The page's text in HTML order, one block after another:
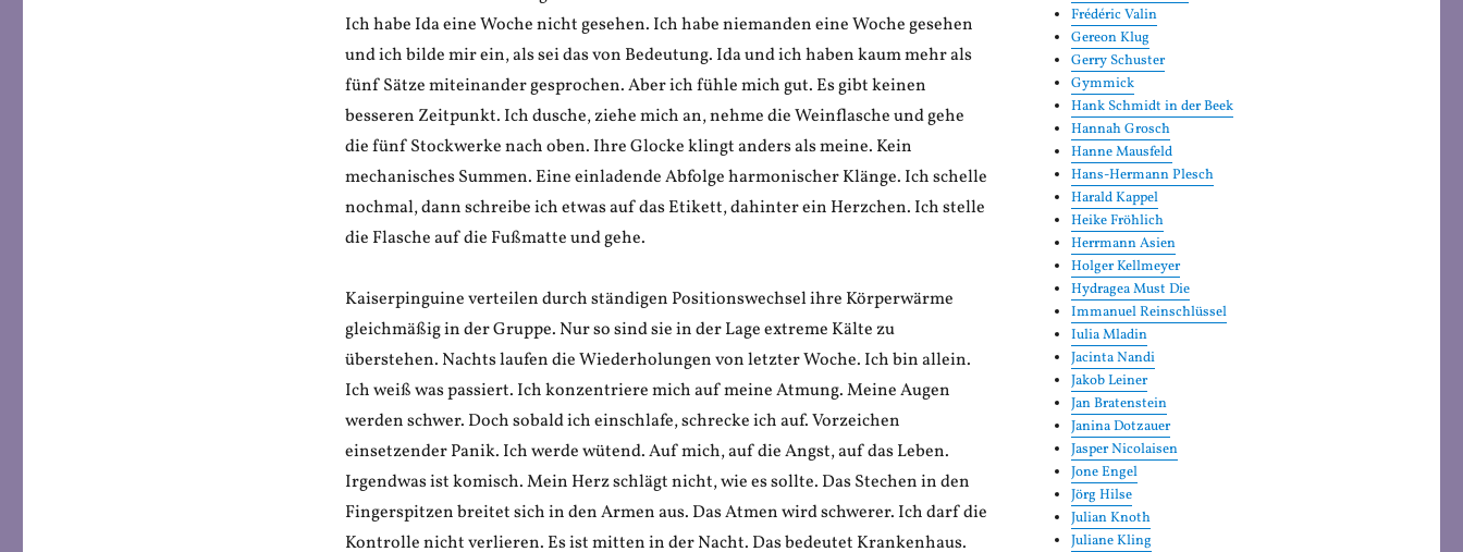
Ich habe Ida eine Woche nicht gesehen. Ich habe niemanden eine Woche gesehen
und ich bilde mir ein, als sei das von Bedeutung. Ida und ich haben kaum mehr als
fünf Sätze miteinander gesprochen. Aber ich fühle mich gut. Es gibt keinen
besseren Zeitpunkt. Ich dusche, ziehe mich an, nehme die Weinflasche und gehe
die fünf Stockwerke nach oben. Ihre Glocke klingt anders als meine. Kein
mechanisches Summen. Eine einladende Abfolge harmonischer Klänge. Ich schelle
nochmal, dann schreibe ich etwas auf das Etikett, dahinter ein Herzchen. Ich stelle
die Flasche auf die Fußmatte und gehe.
Kaiserpinguine verteilen durch ständigen Positionswechsel ihre Körperwärme
gleichmäßig in der Gruppe. Nur so sind sie in der Lage extreme Kälte zu
überstehen. Nachts laufen die Wiederholungen von letzter Woche. Ich bin allein.
Ich weiß was passiert. Ich konzentriere mich auf meine Atmung. Meine Augen
werden schwer. Doch sobald ich einschlafe, schrecke ich auf. Vorzeichen
einsetzender Panik. Ich werde wütend. Auf mich, auf die Angst, auf das Leben.
Irgendwas ist komisch. Mein Herz schlägt nicht, wie es sollte. Das Stechen in den
Fingerspitzen breitet sich in den Armen aus. Das Atmen wird schwerer. Ich darf die
Kontrolle nicht verlieren. Es ist mitten in der Nacht. Das bedeutet Krankenhaus.
Frédéric Valin
Gereon Klug
Gerry Schuster
Gymmick
Hank Schmidt in der Beek
Hannah Grosch
Hanne Mausfeld
Hans-Hermann Plesch
Harald Kappel
Heike Fröhlich
Herrmann Asien
Holger Kellmeyer
Hydragea Must Die
Immanuel Reinschlüssel
Iulia Mladin
Jacinta Nandi
Jakob Leiner
Jan Bratenstein
Janina Dotzauer
Jasper Nicolaisen
Jone Engel
Jörg Hilse
Julian Knoth
Juliane Kling